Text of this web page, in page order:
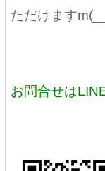
ただけます
お問合せは